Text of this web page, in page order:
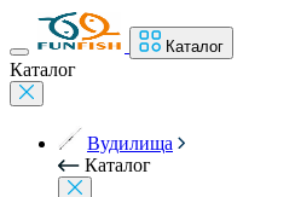
Каталог
Каталог
Вудилища
Каталог